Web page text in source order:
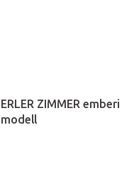
ERLER ZIMMER
modell